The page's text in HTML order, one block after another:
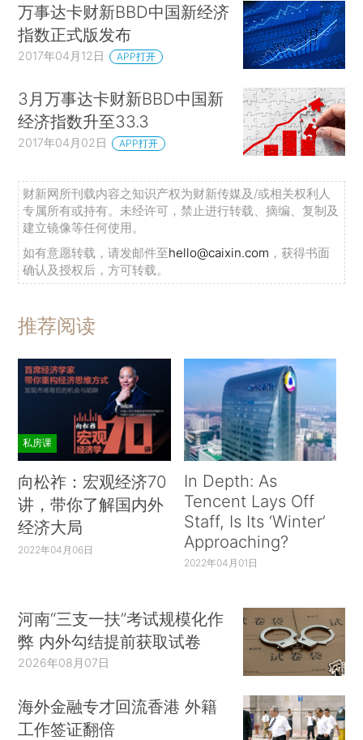
万事达卡财新BBD中国新经济
指数正式版发布
2017年04月12日 APP打开
3月万事达卡财新BBD中国新
经济指数升至33.3
2017年04月02日 APP打开
财新网所刊载内容之知识产权为财新传媒及/或相关权利人
专属所有或持有。未经许可，禁止进行转载、摘编、复制及
建立镜像等任何使用。
如有意愿转载，请发邮件至hello@caixin.com ，获得书面
确认及授权后，方可转载。
推荐阅读
私房课
向松祚：宏观经济70
讲，带你了解国内外
经济大局
2022年04月06日
In Depth: As
Tencent Lays Off
Staff, Is Its ‘Winter’
Approaching?
2022年04月01日
河南“三支一扶”考试规模化作
弊 内外勾结提前获取试卷
2026年08月07日
海外金融专才回流香港 外籍
工作签证翻倍